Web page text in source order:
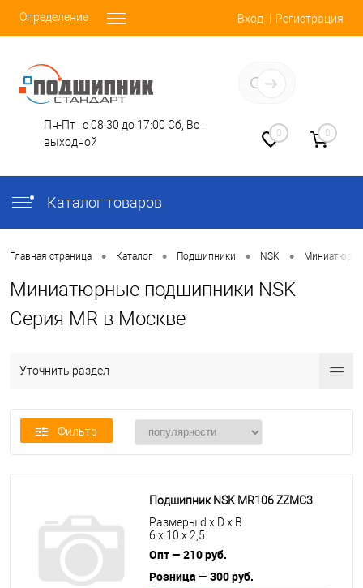
Определение Вход Регистрация
Пн-Пт : с 08:30 до 17:00 Сб, Вс :
выходной
0 0
Каталог товаров
Главная страница • Каталог • Подшипники • NSK •
Миниатюрные подшипники NSK
Серия MR в Москве
Уточнить раздел
Фильтр
Подшипник NSK MR106 ZZMC3
Размеры d x D x B
6 x 10 x 2,5
Опт — 210 руб.
Розница — 300 руб.